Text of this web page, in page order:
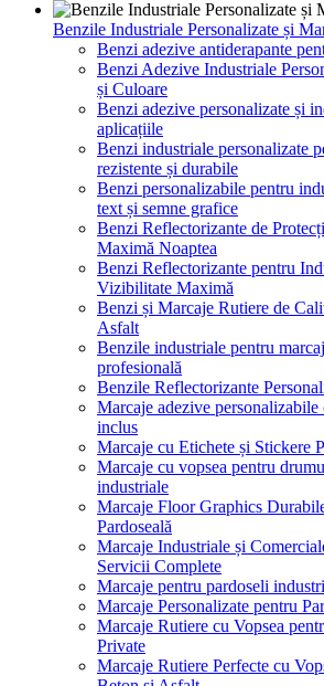
Benzile Industriale Personalizate și
Benzi adezive antiderapante
Benzi Adezive Industriale
și Culoare
Benzi adezive personalizate și
aplicațiile
Benzi industriale personalizate
rezistente și durabile
Benzi personalizabile pentru
text și semne grafice
Benzi Reflectorizante de
Maximă Noaptea
Benzi Reflectorizante pentru
Vizibilitate Maximă
Benzi și Marcaje Rutiere de
Asfalt
Benzile industriale pentru
profesională
Benzile Reflectorizante
Marcaje adezive
inclus
Marcaje cu Etichete și Stickere
Marcaje cu vopsea pentru
industriale
Marcaje Floor Graphics
Pardoseală
Marcaje Industriale și
Servicii Complete
Marcaje pentru pardoseli
Marcaje Personalizate pentru
Marcaje Rutiere cu Vopsea
Private
Marcaje Rutiere Perfecte cu